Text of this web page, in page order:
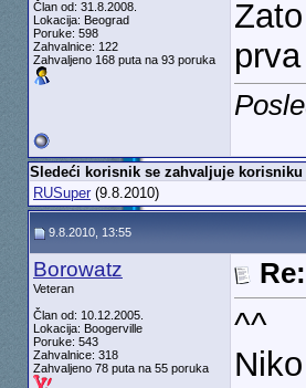
Član od: 31.8.2008.
Lokacija: Beograd
Poruke: 598
Zahvalnice: 122
Zahvaljeno 168 puta na 93 poruka
Sledeći korisnik se zahvaljuje korisniku
RUSuper(9.8.2010)
9.8.2010, 13:55
Borowatz
Veteran
Član od: 10.12.2005.
Lokacija: Boogerville
Poruke: 543
Zahvalnice: 318
Zahvaljeno 78 puta na 55 poruka
^^